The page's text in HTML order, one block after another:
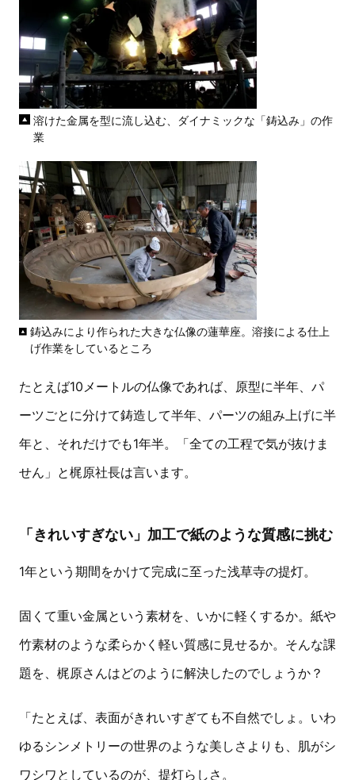
溶けた金属を型に流し込む、ダイナミックな「鋳込み」の作
業
鋳込みにより作られた大きな仏像の蓮華座。溶接による仕上
げ作業をしているところ
たとえば10メートルの仏像であれば、原型に半年、パ
ーツごとに分けて鋳造して半年、パーツの組み上げに半
年と、それだけでも1年半。「全ての工程で気が抜けま
せん」と梶原社長は言います。
「きれいすぎない」加工で紙のような質感に挑む
1年という期間をかけて完成に至った浅草寺の提灯。
固くて重い金属という素材を、いかに軽くするか。紙や
竹素材のような柔らかく軽い質感に見せるか。そんな課
題を、梶原さんはどのように解決したのでしょうか？
「たとえば、表面がきれいすぎても不自然でしょ。いわ
ゆるシンメトリーの世界のような美しさよりも、肌がシ
ワシワとしているのが、提灯らしさ。